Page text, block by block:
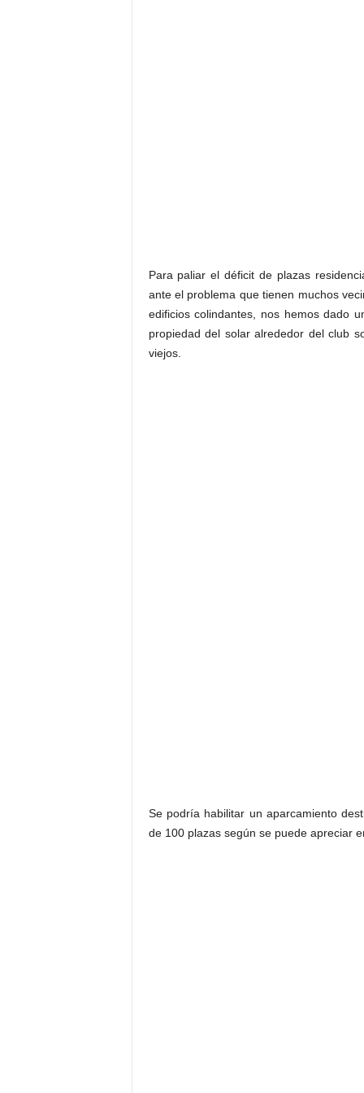
Para paliar el déficit de plazas
ante el problema que tienen muchos
edificios colindantes, nos hemos dado
propiedad del solar alrededor del club
viejos.
Se podría habilitar un aparcamiento
de 100 plazas según se puede apreciar